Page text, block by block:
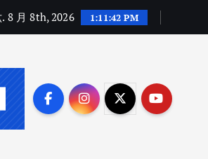
. 8 月 8th, 2026 1:11:43 PM